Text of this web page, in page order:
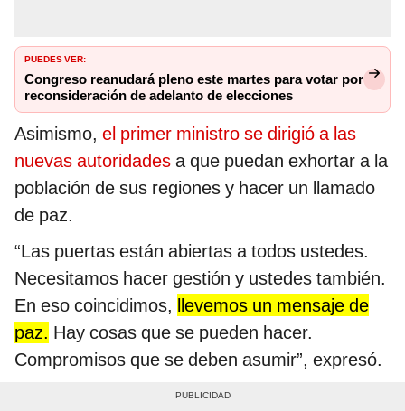
PUEDES VER:
Congreso reanudará pleno este martes para votar por
reconsideración de adelanto de elecciones
Asimismo, el primer ministro se dirigió a las
nuevas autoridades a que puedan exhortar a la
población de sus regiones y hacer un llamado
de paz.
“Las puertas están abiertas a todos ustedes.
Necesitamos hacer gestión y ustedes también.
En eso coincidimos, llevemos un mensaje de
paz. Hay cosas que se pueden hacer.
Compromisos que se deben asumir”, expresó.